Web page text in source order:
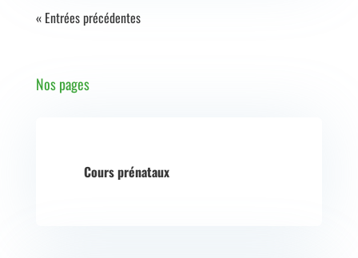
« Entrées précédentes
Nos pages
Cours prénataux